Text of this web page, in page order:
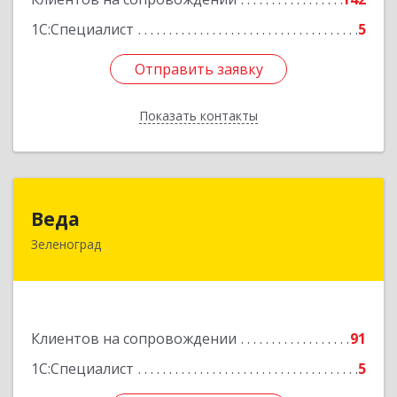
1С:Специалист
5
Отправить заявку
Показать контакты
Отправить заявку
Назад
Веда
Зеленоград
Клиентов на сопровождении
91
1С:Специалист
5
124683, Москва г, Зеленоград г, корпус 1504,